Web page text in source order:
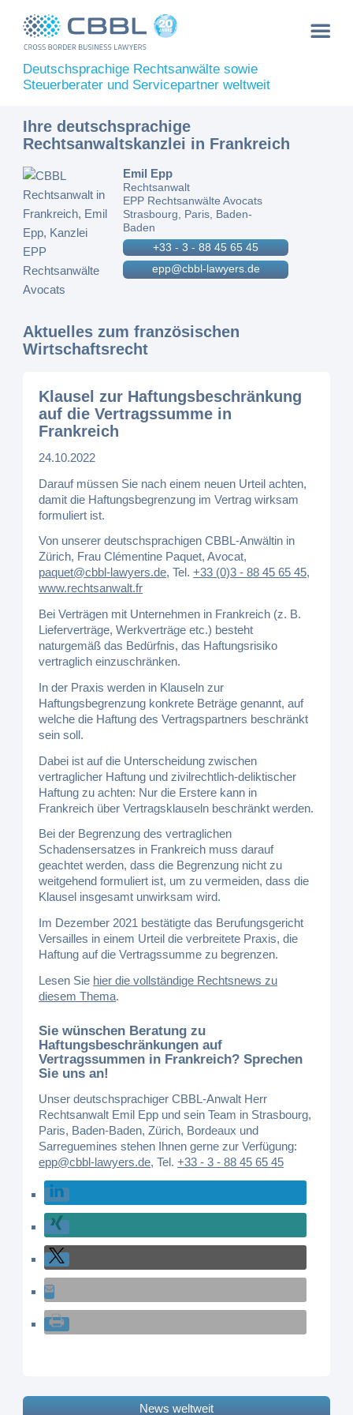
Deutschsprachige Rechtsanwälte sowie
Steuerberater und Servicepartner weltweit
Ihre deutschsprachige
Rechtsanwaltskanzlei in Frankreich
Emil Epp
Rechtsanwalt
EPP Rechtsanwälte Avocats
Strasbourg, Paris, Baden-
Baden
+33 - 3 - 88 45 65 45
epp@cbbl-lawyers.de
Aktuelles zum französischen
Wirtschaftsrecht
Klausel zur Haftungsbeschränkung
auf die Vertragssumme in
Frankreich
24.10.2022
Darauf müssen Sie nach einem neuen Urteil achten,
damit die Haftungsbegrenzung im Vertrag wirksam
formuliert ist.
Von unserer deutschsprachigen CBBL-Anwältin in
Zürich, Frau Clémentine Paquet, Avocat,
paquet@cbbl-lawyers.de,Tel.+33 (0)3 - 88 45 65 45,
www.rechtsanwalt.fr
Bei Verträgen mit Unternehmen in Frankreich (z. B.
Lieferverträge, Werkverträge etc.) besteht
naturgemäß das Bedürfnis, das Haftungsrisiko
vertraglich einzuschränken.
In der Praxis werden in Klauseln zur
Haftungsbegrenzung konkrete Beträge genannt, auf
welche die Haftung des Vertragspartners beschränkt
sein soll.
Dabei ist auf die Unterscheidung zwischen
vertraglicher Haftung und zivilrechtlich-deliktischer
Haftung zu achten: Nur die Erstere kann in
Frankreich über Vertragsklauseln beschränkt werden.
Bei der Begrenzung des vertraglichen
Schadensersatzes in Frankreich muss darauf
geachtet werden, dass die Begrenzung nicht zu
weitgehend formuliert ist, um zu vermeiden, dass die
Klausel insgesamt unwirksam wird.
Im Dezember 2021 bestätigte das Berufungsgericht
Versailles in einem Urteil die verbreitete Praxis, die
Haftung auf die Vertragssumme zu begrenzen.
Lesen Sie hier die vollständige Rechtsnews zu
diesem Thema.
Sie wünschen Beratung zu
Haftungsbeschränkungen auf
Vertragssummen in Frankreich? Sprechen
Sie uns an!
Unser deutschsprachiger CBBL-Anwalt Herr
Rechtsanwalt Emil Epp und sein Team in Strasbourg,
Paris, Baden-Baden, Zürich, Bordeaux und
Sarreguemines stehen Ihnen gerne zur Verfügung:
epp@cbbl-lawyers.de,Tel.+33 - 3 - 88 45 65 45
News weltweit